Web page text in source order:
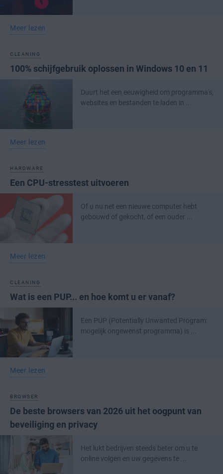
Meer lezen
CLEANING
100% schijfgebruik oplossen in Windows 10 en 11
Duurt het een eeuwigheid om programma's,
websites en bestanden te laden in ...
Meer lezen
HARDWARE
Een CPU-stresstest uitvoeren
Of u nu net een nieuwe computer hebt
gebouwd of gekocht, of een ouder ...
Meer lezen
CLEANING
Wat is een PUP... en hoe komt u er vanaf?
Een PUP (Potentially Unwanted Program:
mogelijk ongewenst programma) is ...
Meer lezen
BROWSER
De beste browsers van 2026 uit het oogpunt van
beveiliging en privacy
Het lukt bedrijven steeds beter om u te
online volgen en uw gegevens te ...